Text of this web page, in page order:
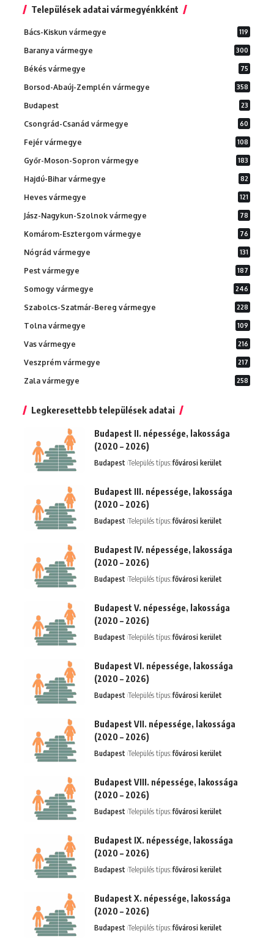
Települések adatai vármegyénkként
Bács-Kiskun vármegye 119
Baranya vármegye 300
Békés vármegye 75
Borsod-Abaúj-Zemplén vármegye 358
Budapest 23
Csongrád-Csanád vármegye 60
Fejér vármegye 108
Győr-Moson-Sopron vármegye 183
Hajdú-Bihar vármegye 82
Heves vármegye 121
Jász-Nagykun-Szolnok vármegye 78
Komárom-Esztergom vármegye 76
Nógrád vármegye 131
Pest vármegye 187
Somogy vármegye 246
Szabolcs-Szatmár-Bereg vármegye 228
Tolna vármegye 109
Vas vármegye 216
Veszprém vármegye 217
Zala vármegye 258
Legkeresettebb települések adatai
Budapest II. népessége, lakossága
(2020 – 2026)
Budapest Település típus:fővárosi kerület
Budapest III. népessége, lakossága
(2020 – 2026)
Budapest Település típus:fővárosi kerület
Budapest IV. népessége, lakossága
(2020 – 2026)
Budapest Település típus:fővárosi kerület
Budapest V. népessége, lakossága
(2020 – 2026)
Budapest Település típus:fővárosi kerület
Budapest VI. népessége, lakossága
(2020 – 2026)
Budapest Település típus:fővárosi kerület
Budapest VII. népessége, lakossága
(2020 – 2026)
Budapest Település típus:fővárosi kerület
Budapest VIII. népessége, lakossága
(2020 – 2026)
Budapest Település típus:fővárosi kerület
Budapest IX. népessége, lakossága
(2020 – 2026)
Budapest Település típus:fővárosi kerület
Budapest X. népessége, lakossága
(2020 – 2026)
Budapest Település típus:fővárosi kerület